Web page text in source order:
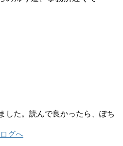
した。読んで良かったら、ぽち